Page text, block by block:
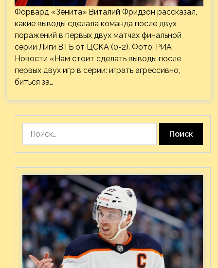
Форвард «Зенита» Виталий Фридзон рассказал,
какие выводы сделала команда после двух
поражений в первых двух матчах финальной
серии Лиги ВТБ от ЦСКА (0-2). Фото: РИА
Новости «Нам стоит сделать выводы после
первых двух игр в серии: играть агрессивно,
биться за…